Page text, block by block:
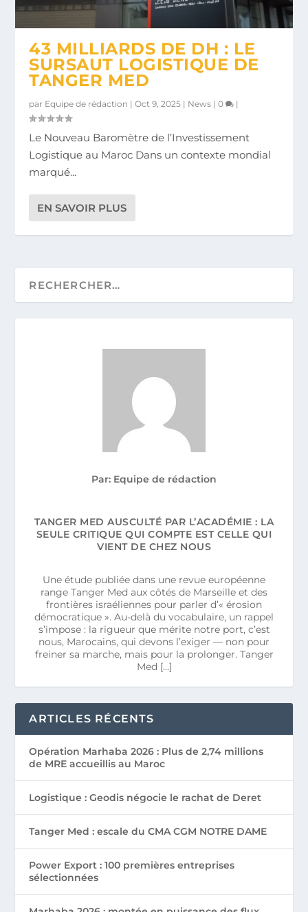
43 MILLIARDS DE DH : LE
SURSAUT LOGISTIQUE DE
TANGER MED
par Equipe de rédaction |Oct 9, 2025 | News |0 |
Le Nouveau Baromètre de l’Investissement
Logistique au Maroc Dans un contexte mondial
marqué...
EN SAVOIR PLUS
Par: Equipe de rédaction
TANGER MED AUSCULTÉ PAR L’ACADÉMIE : LA
SEULE CRITIQUE QUI COMPTE EST CELLE QUI
VIENT DE CHEZ NOUS
Une étude publiée dans une revue européenne
range Tanger Med aux côtés de Marseille et des
frontières israéliennes pour parler d’« érosion
démocratique ». Au-delà du vocabulaire, un rappel
s’impose : la rigueur que mérite notre port, c’est
nous, Marocains, qui devons l’exiger — non pour
freiner sa marche, mais pour la prolonger. Tanger
Med […]
ARTICLES RÉCENTS
Opération Marhaba 2026 : Plus de 2,74 millions
de MRE accueillis au Maroc
Logistique : Geodis négocie le rachat de Deret
Tanger Med : escale du CMA CGM NOTRE DAME
Power Export : 100 premières entreprises
sélectionnées